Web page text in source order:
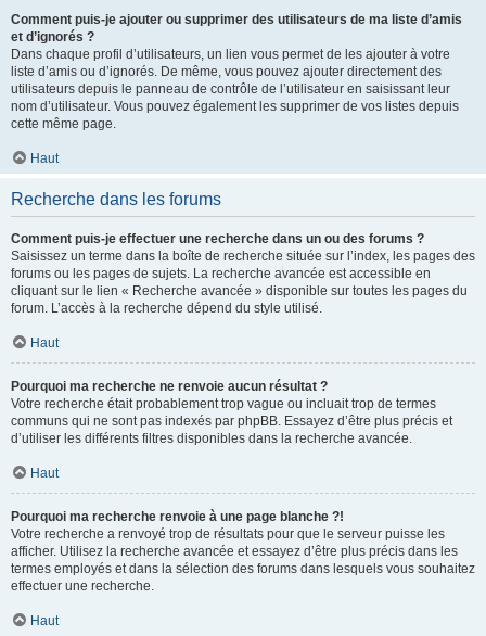
Comment puis-je ajouter ou supprimer des utilisateurs de ma liste d’amis
et d’ignorés ?
Dans chaque profil d’utilisateurs, un lien vous permet de les ajouter à votre
liste d’amis ou d’ignorés. De même, vous pouvez ajouter directement des
utilisateurs depuis le panneau de contrôle de l’utilisateur en saisissant leur
nom d’utilisateur. Vous pouvez également les supprimer de vos listes depuis
cette même page.
Haut
Recherche dans les forums
Comment puis-je effectuer une recherche dans un ou des forums ?
Saisissez un terme dans la boîte de recherche située sur l’index, les pages des
forums ou les pages de sujets. La recherche avancée est accessible en
cliquant sur le lien « Recherche avancée » disponible sur toutes les pages du
forum. L’accès à la recherche dépend du style utilisé.
Haut
Pourquoi ma recherche ne renvoie aucun résultat ?
Votre recherche était probablement trop vague ou incluait trop de termes
communs qui ne sont pas indexés par phpBB. Essayez d’être plus précis et
d’utiliser les différents filtres disponibles dans la recherche avancée.
Haut
Pourquoi ma recherche renvoie à une page blanche ?!
Votre recherche a renvoyé trop de résultats pour que le serveur puisse les
afficher. Utilisez la recherche avancée et essayez d’être plus précis dans les
termes employés et dans la sélection des forums dans lesquels vous souhaitez
effectuer une recherche.
Haut